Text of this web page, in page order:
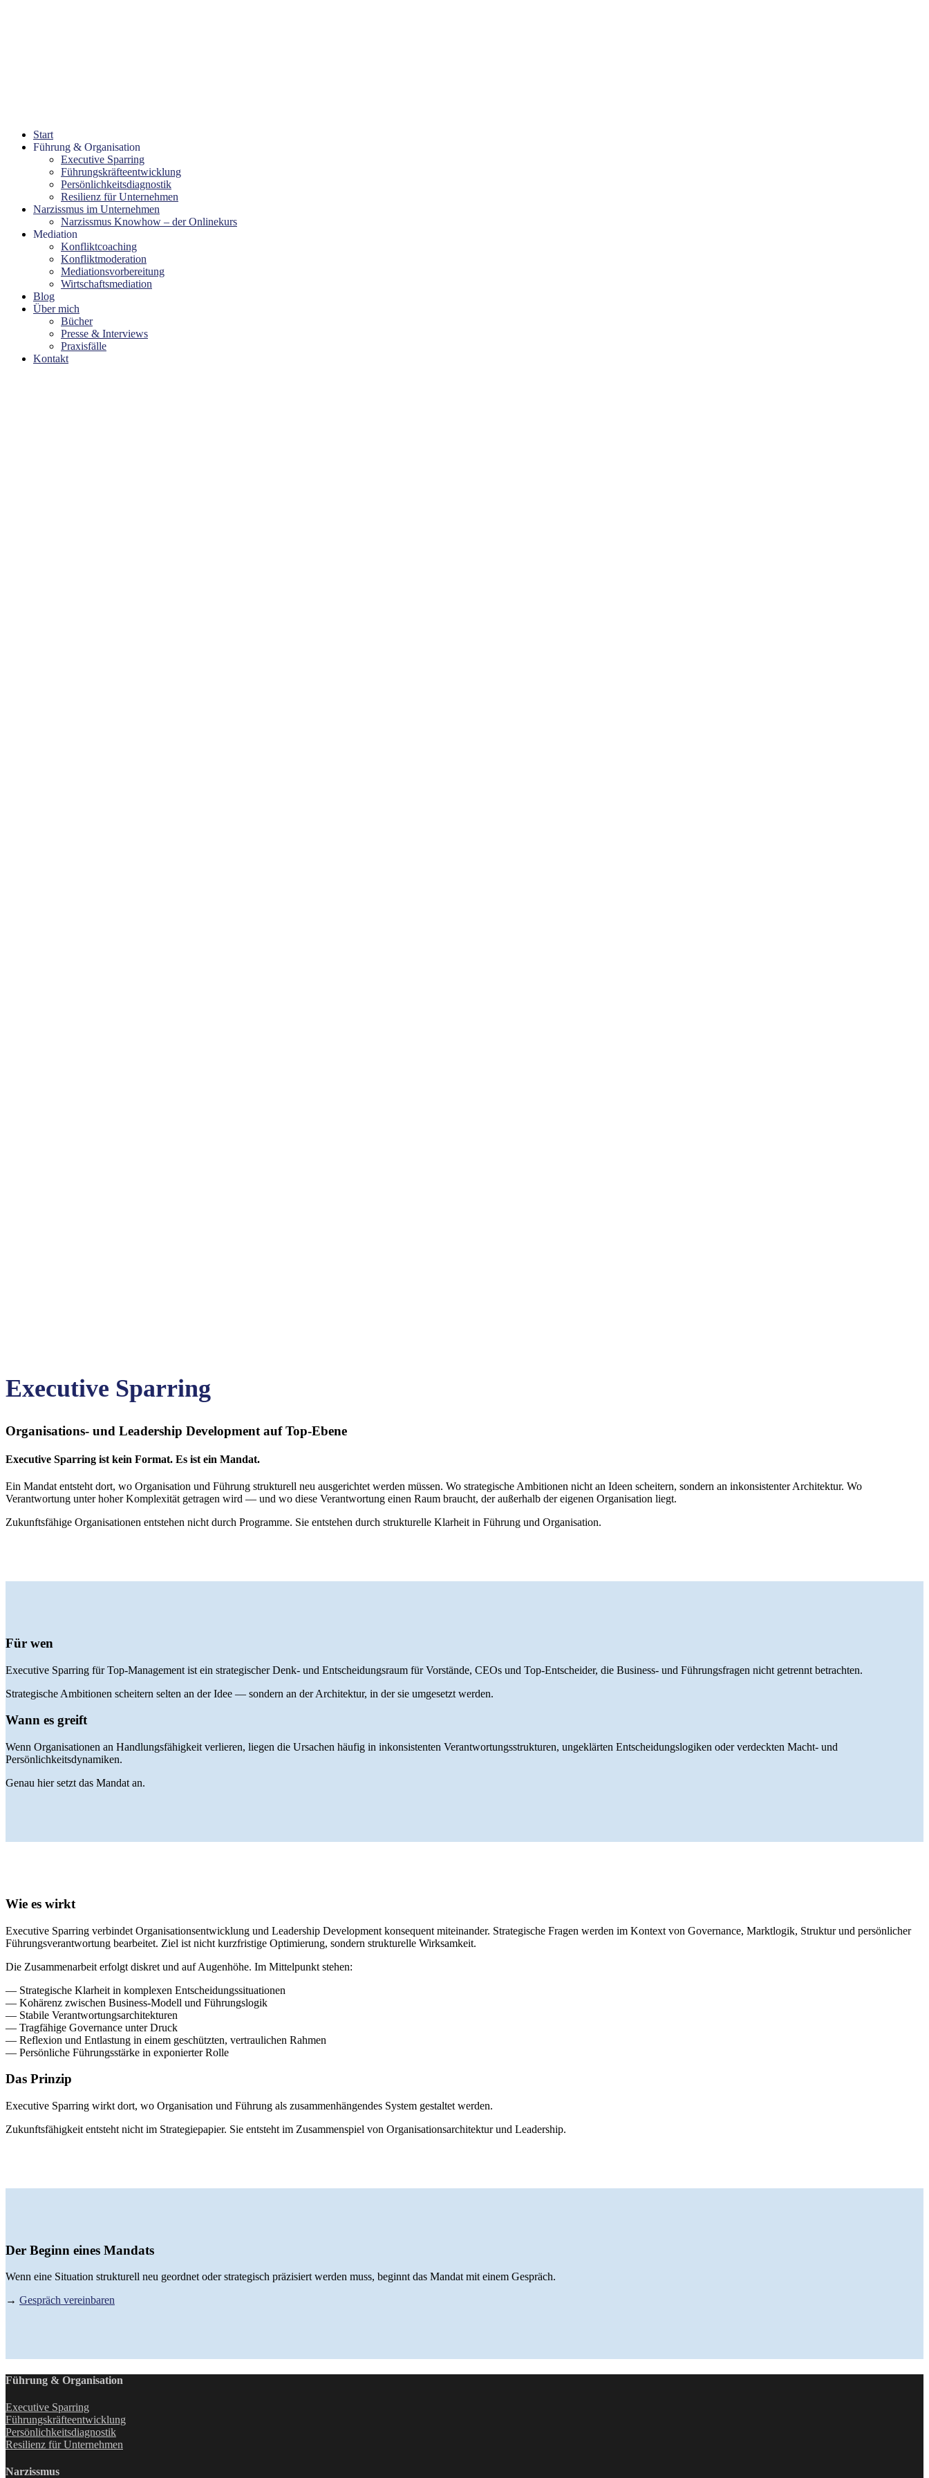
Start
Führung & Organisation
Executive Sparring
Führungskräfteentwicklung
Persönlichkeitsdiagnostik
Resilienz für Unternehmen
Narzissmus im Unternehmen
Narzissmus Knowhow – der Onlinekurs
Mediation
Konfliktcoaching
Konfliktmoderation
Mediationsvorbereitung
Wirtschaftsmediation
Blog
Über mich
Bücher
Presse & Interviews
Praxisfälle
Kontakt
Executive Sparring
Organisations- und Leadership Development auf Top-Ebene
Executive Sparring ist kein Format. Es ist ein Mandat.
Ein Mandat entsteht dort, wo Organisation und Führung strukturell neu ausgerichtet werden müssen. Wo strategische Ambitionen nicht an Ideen scheitern, sondern an inkonsistenter Architektur. Wo
Verantwortung unter hoher Komplexität getragen wird — und wo diese Verantwortung einen Raum braucht, der außerhalb der eigenen Organisation liegt.
Zukunftsfähige Organisationen entstehen nicht durch Programme. Sie entstehen durch strukturelle Klarheit in Führung und Organisation.
Für wen
Executive Sparring für Top-Management ist ein strategischer Denk- und Entscheidungsraum für Vorstände, CEOs und Top-Entscheider, die Business- und Führungsfragen nicht getrennt betrachten.
Strategische Ambitionen scheitern selten an der Idee — sondern an der Architektur, in der sie umgesetzt werden.
Wann es greift
Wenn Organisationen an Handlungsfähigkeit verlieren, liegen die Ursachen häufig in inkonsistenten Verantwortungsstrukturen, ungeklärten Entscheidungslogiken oder verdeckten Macht- und
Persönlichkeitsdynamiken.
Genau hier setzt das Mandat an.
Wie es wirkt
Executive Sparring verbindet Organisationsentwicklung und Leadership Development konsequent miteinander. Strategische Fragen werden im Kontext von Governance, Marktlogik, Struktur und persönlicher
Führungsverantwortung bearbeitet. Ziel ist nicht kurzfristige Optimierung, sondern strukturelle Wirksamkeit.
Die Zusammenarbeit erfolgt diskret und auf Augenhöhe. Im Mittelpunkt stehen:
— Strategische Klarheit in komplexen Entscheidungssituationen
— Kohärenz zwischen Business-Modell und Führungslogik
— Stabile Verantwortungsarchitekturen
— Tragfähige Governance unter Druck
— Reflexion und Entlastung in einem geschützten, vertraulichen Rahmen
— Persönliche Führungsstärke in exponierter Rolle
Das Prinzip
Executive Sparring wirkt dort, wo Organisation und Führung als zusammenhängendes System gestaltet werden.
Zukunftsfähigkeit entsteht nicht im Strategiepapier. Sie entsteht im Zusammenspiel von Organisationsarchitektur und Leadership.
Der Beginn eines Mandats
Wenn eine Situation strukturell neu geordnet oder strategisch präzisiert werden muss, beginnt das Mandat mit einem Gespräch.
→ Gespräch vereinbaren
Führung & Organisation
Executive Sparring
Führungskräfteentwicklung
Persönlichkeitsdiagnostik
Resilienz für Unternehmen
Narzissmus